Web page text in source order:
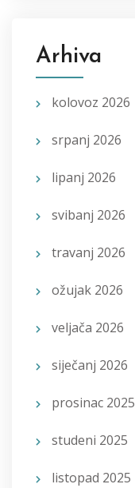
Arhiva
kolovoz 2026
srpanj 2026
lipanj 2026
svibanj 2026
travanj 2026
ožujak 2026
veljača 2026
siječanj 2026
prosinac 2025
studeni 2025
listopad 2025